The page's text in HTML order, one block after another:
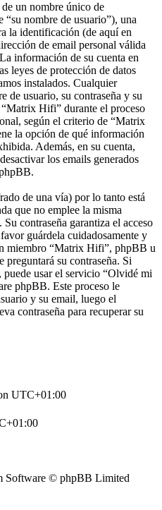
un nombre único de
nombre de usuario”), una
la identificación (de aquí en
de email personal válida
información de su cuenta en
leyes de protección de datos
instalados. Cualquier
de usuario, su contraseña y su
Hifi” durante el proceso
según el criterio de “Matrix
la opción de qué información
Además, en su cuenta,
los emails generados
de una vía) por lo tanto está
que no emplee la misma
contraseña garantiza el acceso
guárdela cuidadosamente y
miembro “Matrix Hifi”, phpBB u
preguntará su contraseña. Si
puede usar el servicio “Olvidé mi
phpBB. Este proceso le
y su email, luego el
contraseña para recuperar su
UTC+01:00
Software © phpBB Limited